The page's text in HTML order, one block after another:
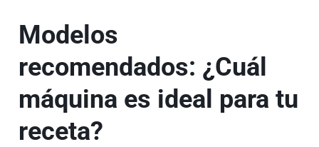
Modelos
recomendados: ¿Cuál
máquina es ideal para tu
receta?